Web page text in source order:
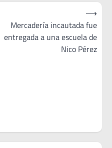
Mercadería incautada fue
entregada a una escuela de
Nico Pérez
⟶